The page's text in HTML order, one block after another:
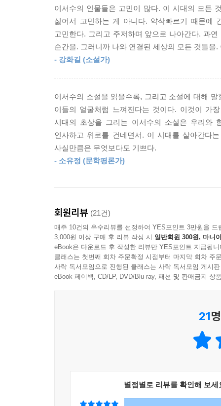
모른다. 하지만 서울의 집값은 아버지의 유산을
되어 있었다. _〈미조의 시대〉 중에서
특히 최근에 발표된 작품들의 경우 기존에 다루
고민을 하다 임신중지를 결정하는 ‘나’와(〈
문희에게 “언니는 왜 우리 몸을 강탈의 대상으로
책도 아름답지만 내 몸도 아름다워. 문장도 아
아름다워. 이렇게 생각하는 게 잘못은 아니잖아
언니의 식민지야? 언니는 왜 우리 몸을 강탈의
편견이라는 게 너무 슬퍼. _〈젊은 근희의 행진〉
관계는 지극히 현실적이라 그리 아름답지 않고,
마음 붙일 곳 없는 낯선 땅에서도 버티게 했다는
건네는 ‘주영’이지만 별안간 야밤에 쫓겨나면서
당하자 생각 없는 관종 아메바라고 욕을 하지만
들어가 ‘많관부’ 댓글을 다는 문희(〈젊은 근희
단지 그 관계의 온도만으로 커다란 위로와 의지
해정의 제안을 선뜻 수락했던 건, 이들과 함께 내
주영 씨를 곁에 두고 싶었다. 그러면 암울한 기
같았다. 물론 완전히 잃어버릴 수도 있지만, 주영
결코 확신할 수 없지만, 포기할 수는 없으니까
이서수의 인물들은 고민이 많다. 이 시대의 모든
싫어서 고민하는 게 아니다. 약삭빠르기 때문에
고민한다. 그리고 주저하며 앞으로 나아간다. 과
순간을. 그러니까 나와 연결된 세상의 모든 것들을
- 강화길 (소설가)
이서수의 소설을 읽을수록, 그리고 소설에 대해
이들의 얼굴처럼 느껴진다는 것이다. 이것이 가
시대의 초상을 그리는 이서수의 소설은 우리와
인사하고 위로를 건네면서. 이 시대를 살아간다
사실만큼은 무엇보다도 기쁘다.
- 소유정 (문학평론가)
회원리뷰 (21건)
매주 10건의 우수리뷰를 선정하여 YES포인트 3만원을 드
3,000원 이상 구매 후 리뷰 작성 시 일반회원 300원, 마니
eBook은 다운로드 후 작성한 리뷰만 YES포인트 지급됩니
클래스는 첫번째 회차 주문확정 시점부터 마지막 회차 주
사락 독서모임으로 진행된 클래스는 사락 독서모임 게시
eBook 페이백, CD/LP, DVD/Blu-ray, 패션 및 판매금지 상
21
별점별로 리뷰를 확인해 보세